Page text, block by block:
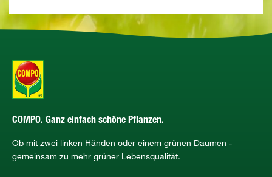
COMPO. Ganz einfach schöne Pflanzen.
Ob mit zwei linken Händen oder einem grünen Daumen -
gemeinsam zu mehr grüner Lebensqualität.